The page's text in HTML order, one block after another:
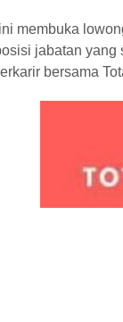
membuka
jabatan
bersama